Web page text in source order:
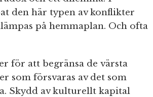
den här typen av konflikter
på hemmaplan. Och ofta
för att begränsa de värsta
som försvaras av det som
Skydd av kulturellt kapital